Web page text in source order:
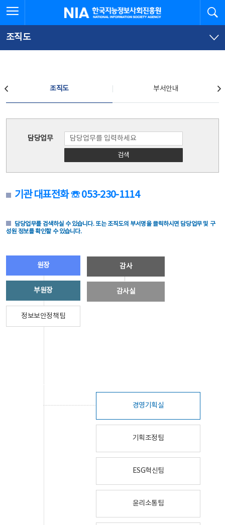
문
로
가
체
뉴
바
가
한국지능정보사회진흥원
조직도
조직도 부서안내
담당업무
검색
기관 대표전화 ☏ 053-230-1114
담당업무를 검색하실 수 있습니다. 또는 조직도의 부서명을 클릭하시면 담당업무 및 구
성원 정보를 확인할 수 있습니다.
원장
부원장
정보보안정책팀
감사
감사실
경영기획실
기획조정팀
ESG혁신팀
윤리소통팀